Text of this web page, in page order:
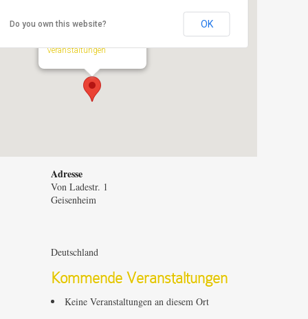
Veranstaltungen
Do you own this website? OK
Adresse
Von Ladestr. 1
Geisenheim
Deutschland
Kommende Veranstaltungen
Keine Veranstaltungen an diesem Ort